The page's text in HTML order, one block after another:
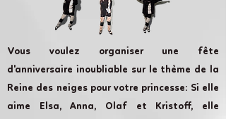
Vous voulez organiser une fête
d'anniversaire inoubliable sur le thème de la
Reine des neiges pour votre princesse: Si elle
aime Elsa, Anna, Olaf et Kristoff, elle